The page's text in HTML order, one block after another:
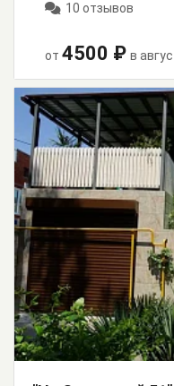
10 отзывов
от 4500 ₽ в